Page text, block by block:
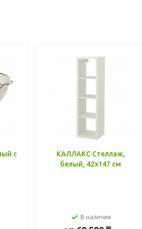
с
КАЛЛАКС Стеллаж,
белый, 42x147 см
В наличии